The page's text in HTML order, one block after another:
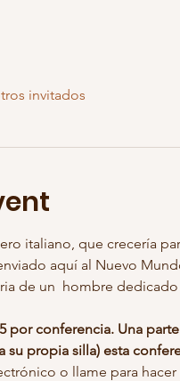
invitados
italiano, que crecería
aquí al Nuevo
por conferencia. Una
su propia silla) esta
o llame para